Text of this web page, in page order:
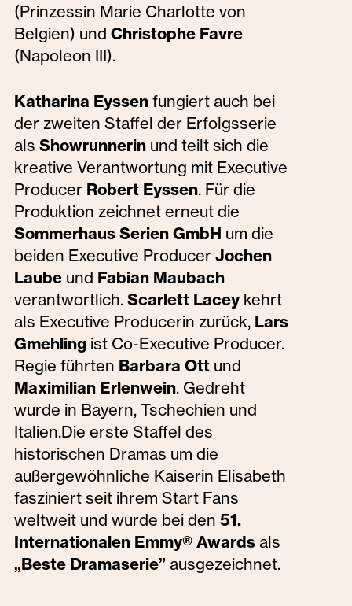
(Prinzessin Marie Charlotte von
Belgien) und Christophe Favre
(Napoleon III).
Katharina Eyssenfungiert auch bei
der zweiten Staffel der Erfolgsserie
als Showrunnerinund teilt sich die
kreative Verantwortung mit Executive
Producer Robert Eyssen. Für die
Produktion zeichnet erneut die
Sommerhaus Serien GmbH um die
beiden Executive Producer Jochen
Laubeund Fabian Maubach
verantwortlich. Scarlett Laceykehrt
als Executive Producerin zurück, Lars
Gmehlingist Co-Executive Producer.
Regie führten Barbara Ottund
Maximilian Erlenwein. Gedreht
wurde in Bayern, Tschechien und
Italien.Die erste Staffel des
historischen Dramas um die
außergewöhnliche Kaiserin Elisabeth
fasziniert seit ihrem Start Fans
weltweit und wurde bei den 51.
Internationalen Emmy® Awards als
„Beste Dramaserie” ausgezeichnet.